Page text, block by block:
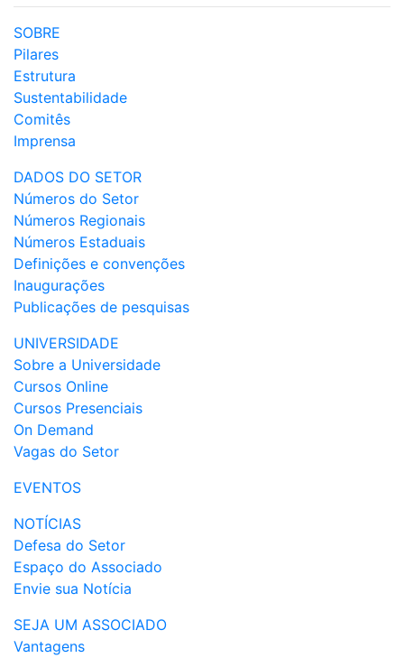
SOBRE
Pilares
Estrutura
Sustentabilidade
Comitês
Imprensa
DADOS DO SETOR
Números do Setor
Números Regionais
Números Estaduais
Definições e convenções
Inaugurações
Publicações de pesquisas
UNIVERSIDADE
Sobre a Universidade
Cursos Online
Cursos Presenciais
On Demand
Vagas do Setor
EVENTOS
NOTÍCIAS
Defesa do Setor
Espaço do Associado
Envie sua Notícia
SEJA UM ASSOCIADO
Vantagens